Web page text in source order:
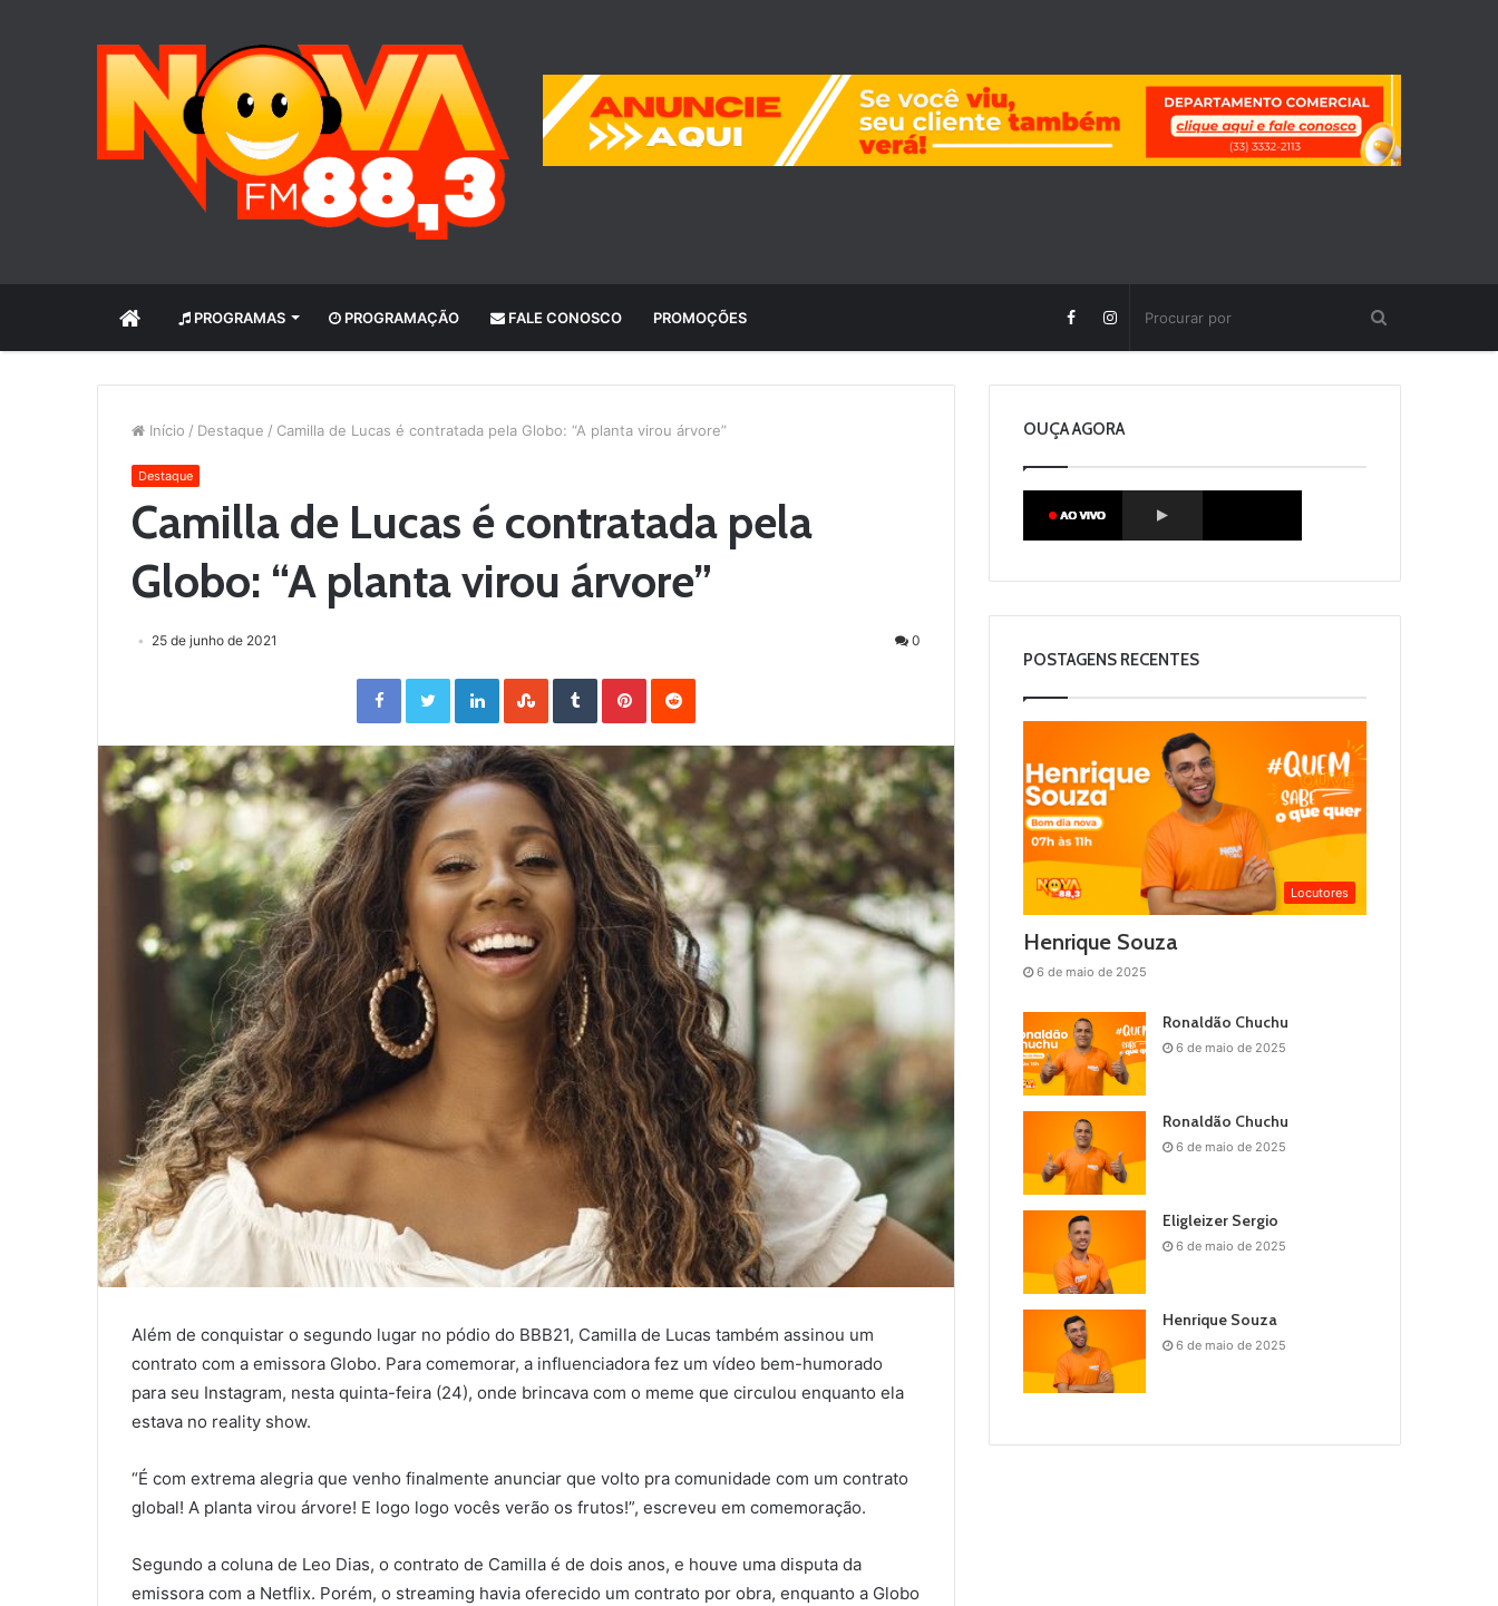
INÍCIO PROGRAMAS PROGRAMAÇÃO FALE CONOSCO PROMOÇÕES
Início / Destaque / Camilla de Lucas é contratada pela Globo: “A planta virou árvore”
Destaque
Camilla de Lucas é contratada pela
Globo: “A planta virou árvore”
25 de junho de 2021 0
Facebook Twitter LinkedIn StumbleUpon Tumblr Pinterest
Além de conquistar o segundo lugar no pódio do BBB21, Camilla de Lucas também assinou um
contrato com a emissora Globo. Para comemorar, a influenciadora fez um vídeo bem-humorado
para seu Instagram, nesta quinta-feira (24), onde brincava com o meme que circulou enquanto ela
estava no reality show.
“É com extrema alegria que venho finalmente anunciar que volto pra comunidade com um contrato
global! A planta virou árvore! E logo logo vocês verão os frutos!”, escreveu em comemoração.
Segundo a coluna de Leo Dias, o contrato de Camilla é de dois anos, e houve uma disputa da
emissora com a Netflix. Porém, o streaming havia oferecido um contrato por obra, enquanto a Globo
OUÇA AGORA
POSTAGENS RECENTES
Locutores
Henrique Souza
6 de maio de 2025
Ronaldão Chuchu
6 de maio de 2025
Ronaldão Chuchu
6 de maio de 2025
Eligleizer Sergio
6 de maio de 2025
Henrique Souza
6 de maio de 2025